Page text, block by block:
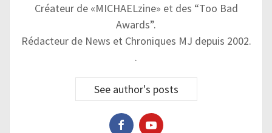
Créateur de «MICHAELzine» et des “Too Bad
Awards”.
Rédacteur de News et Chroniques MJ depuis 2002.
.
See author's posts